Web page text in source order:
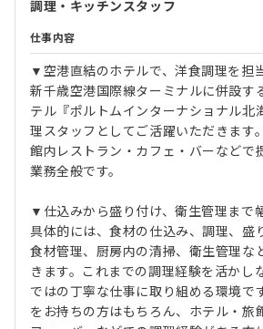
調理・キッチンスタッフ
仕事内容
▼空港直結のホテルで、洋食調理を担
新千歳空港国際線ターミナルに併設す
テル『ポルトムインターナショナル北
理スタッフとしてご活躍いただきます
館内レストラン・カフェ・バーなどで
業務全般です。
▼仕込みから盛り付け、衛生管理まで
具体的には、食材の仕込み、調理、盛
食材管理、厨房内の清掃、衛生管理な
きます。これまでの調理経験を活かし
ではの丁寧な仕事に取り組める環境で
をお持ちの方はもちろん、ホテル・旅